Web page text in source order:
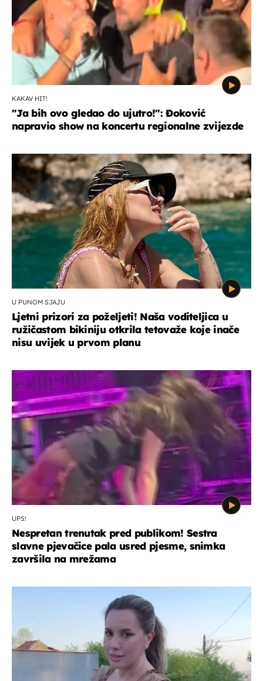
KAKAV HIT!
"Ja bih ovo gledao do ujutro!": Đoković
napravio show na koncertu regionalne zvijezde
U PUNOM SJAJU
Ljetni prizori za poželjeti! Naša voditeljica u
ružičastom bikiniju otkrila tetovaže koje inače
nisu uvijek u prvom planu
UPS!
Nespretan trenutak pred publikom! Sestra
slavne pjevačice pala usred pjesme, snimka
završila na mrežama